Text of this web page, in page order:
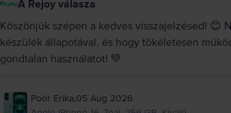
A Rejoy válasza
Köszönjük szépen a kedves visszajelzésed! 😊
készülék állapotával, és hogy tökéletesen
gondtalan használatot! 💚
Poór Erika,05 Aug 2026